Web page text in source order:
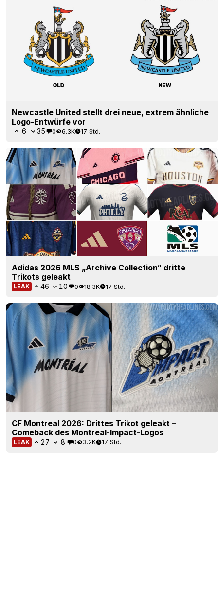
Newcastle United stellt drei neue, extrem ähnliche
Logo-Entwürfe vor
6 35 0 6.3K 17 Std.
Adidas 2026 MLS „Archive Collection“ dritte
Trikots geleakt
LEAK 46 10 0 18.3K 17 Std.
CF Montreal 2026: Drittes Trikot geleakt –
Comeback des Montreal-Impact-Logos
LEAK 27 8 0 3.2K 17 Std.